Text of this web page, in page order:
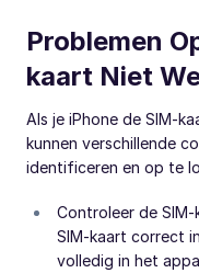
Problemen
kaart Niet
Als je iPhone de SIM-
kunnen verschillende
identificeren en op te
Controleer de
SIM-kaart correct
volledig in het